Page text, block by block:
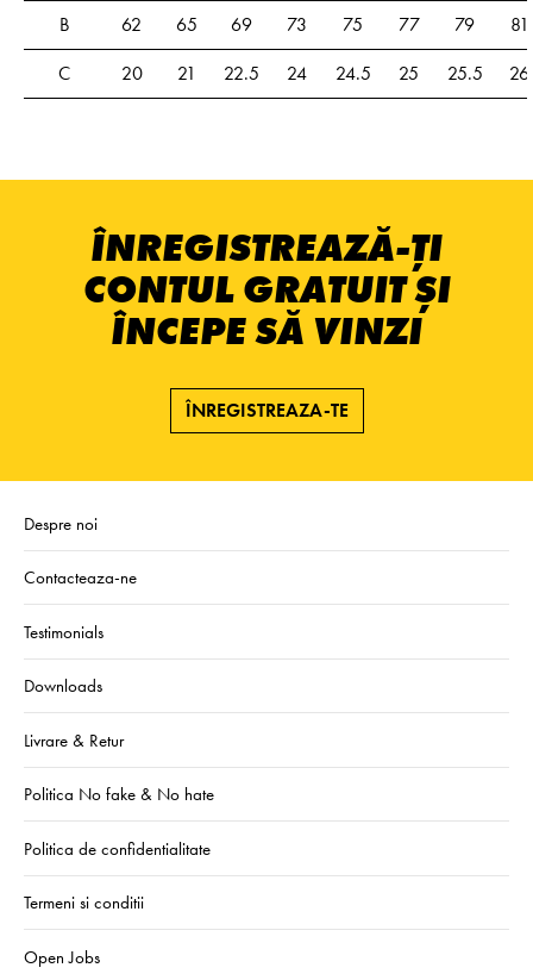
B
62 65 69 73 75 77 79
81
C
20 21 22.5 24 24.5 25 25.5 26
ÎNREGISTREAZĂ-ȚI
CONTUL GRATUIT ȘI
ÎNCEPE SĂ VINZI
ÎNREGISTREAZA-TE
Despre noi
Contacteaza-ne
Testimonials
Downloads
Livrare & Retur
Politica No fake & No hate
Politica de confidentialitate
Termeni si conditii
Open Jobs